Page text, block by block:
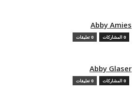
Abby Amies
0 المشاركات 0 تعليقات
Abby Glaser
0 المشاركات 0 تعليقات